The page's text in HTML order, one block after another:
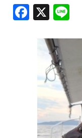
F
a
c
b
o
o
k
X
e